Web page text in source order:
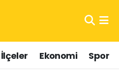
İlçeler Ekonomi Spor